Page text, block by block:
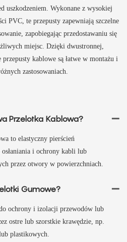
uszkodzeniem. Wykonane z wysokiej
PVC, te przepusty zapewniają szczelne
zapobiegając przedostawaniu się
miejsc. Dzięki dwustronnej,
kablowe są łatwe w montażu i
zastosowaniach.
Przelotka Kablowa?
to elastyczny pierścień
i ochrony kabli lub
przez otwory w powierzchniach.
Gumowe?
ochrony i izolacji przewodów lub
ostre lub szorstkie krawędzie, np.
plastikowych.